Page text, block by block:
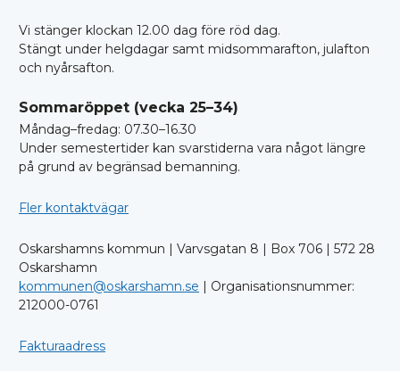
Vi stänger klockan 12.00 dag före röd dag.
Stängt under helgdagar samt midsommarafton, julafton
och nyårsafton.
Sommaröppet (vecka 25–34)
Måndag–fredag: 07.30–16.30
Under semestertider kan svarstiderna vara något längre
på grund av begränsad bemanning.
Fler kontaktvägar
Oskarshamns kommun | Varvsgatan 8 | Box 706 | 572 28
Oskarshamn
kommunen@oskarshamn.se | Organisationsnummer:
212000-0761
Fakturaadress